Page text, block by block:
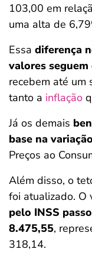
103,00 em
uma alta de
Essa diferença
valores
recebem até um
tanto a inflação
Já os demais
base na
Preços ao
Além disso, o
foi atualizado. O
pelo INSS
8.475,55,
318,14.